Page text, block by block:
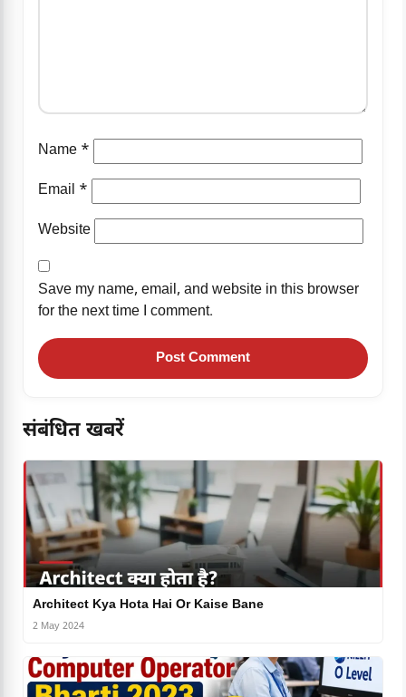
Name *
Email *
Website
Save my name, email, and website in this browser
for the next time I comment.
संबंधित खबरें
Architect Kya Hota Hai Or Kaise Bane
2 May 2024